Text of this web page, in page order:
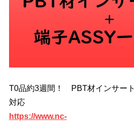
T0品約3週間！ PBT材インサー
対応
https://www.nc-